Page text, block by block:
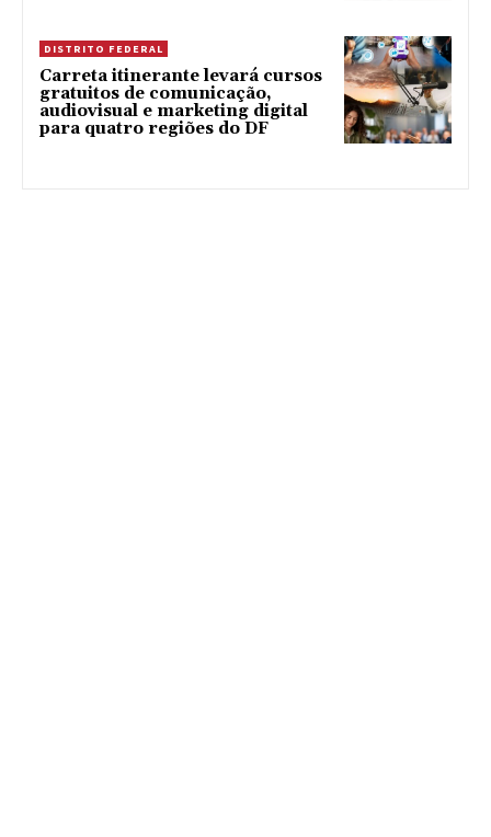
DISTRITO FEDERAL
Carreta itinerante levará cursos
gratuitos de comunicação,
audiovisual e marketing digital
para quatro regiões do DF